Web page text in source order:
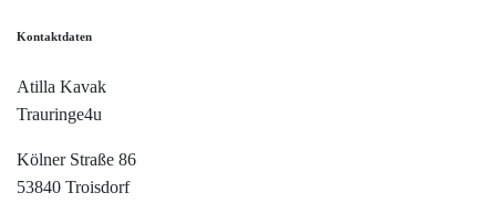
Kontaktdaten
Atilla Kavak
Trauringe4u
Kölner Straße 86
53840 Troisdorf